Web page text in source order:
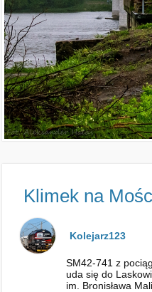
Klimek na
Kolejarz123
SM42-741 z
uda się do
im. Bronisława